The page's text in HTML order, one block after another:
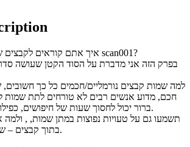
איך אתם קוראים לקבצים שלכם - חדש, סופי, או scan001?
בפרק הזה אני מדברת על הסוד הקטן שעושה סדר
למה שמות קבצים נורמליים/חכמים כל כך חשובים,
חכם, מדוע אנשים רבים לא טורחים לתת שמות
ברור יכול לחסוך שעות של חיפושים, כפילויות, טעויות ותסכולים.
תשמעו גם על טעויות נפוצות במתן שמות, , ולמה
בתוך קבצים – שם טוב עדיין שווה זהב.